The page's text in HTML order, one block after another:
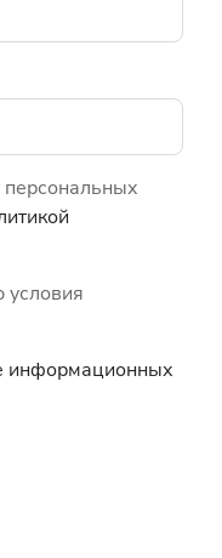
персональных
информационных